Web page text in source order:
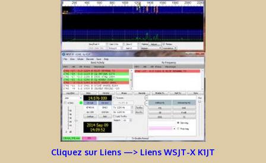
Cliquez sur Liens —> Liens WSJT-X K1JT